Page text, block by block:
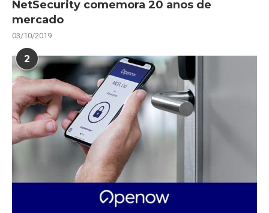
NetSecurity comemora 20 anos de
mercado
03/10/2019
2